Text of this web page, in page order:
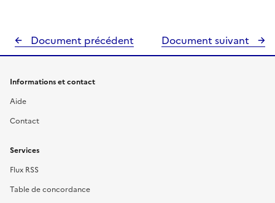
Document précédent Document suivant
Informations et contact
Aide
Contact
Services
Flux RSS
Table de concordance